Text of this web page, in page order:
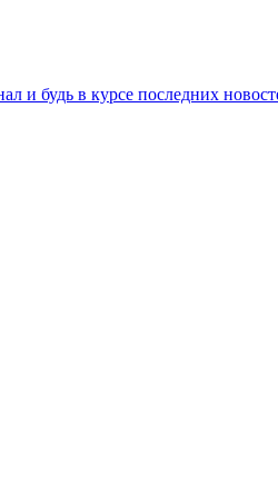
и будь в курсе последних